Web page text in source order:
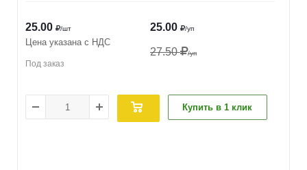
25.00 /уп
27.50 /уп
25.00 /шт
Цена указана с НДС
Под заказ
Купить в 1 клик